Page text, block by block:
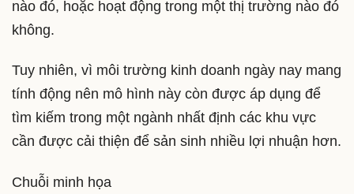
nào đó, hoặc hoạt động trong một thị trường nào đó
không.
Tuy nhiên, vì môi trường kinh doanh ngày nay mang
tính động nên mô hình này còn được áp dụng để
tìm kiếm trong một ngành nhất định các khu vực
cần được cải thiện để sản sinh nhiều lợi nhuận hơn.
Chuỗi minh họa